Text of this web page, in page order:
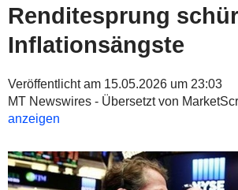
Renditesprung
Inflationsängste
Veröffentlicht am 15.05.2026 um 23:03
MT Newswires - Übersetzt von
anzeigen